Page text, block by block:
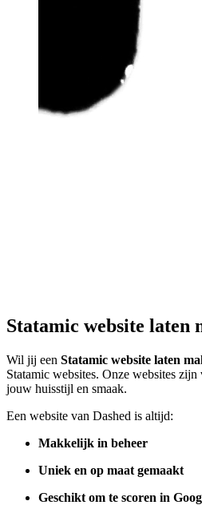
Statamic website laten
Wil jij een Statamic website laten
Statamic websites. Onze websites
jouw huisstijl en smaak.
Een website van Dashed is altijd:
Makkelijk in beheer
Uniek en op maat gemaakt
Geschikt om te scoren in